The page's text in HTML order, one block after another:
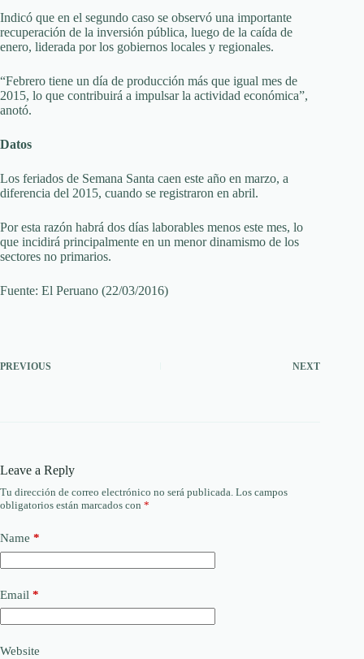
Indicó que en el segundo caso se observó una importante
recuperación de la inversión pública, luego de la caída de
enero, liderada por los gobiernos locales y regionales.
“Febrero tiene un día de producción más que igual mes de
2015, lo que contribuirá a impulsar la actividad económica”,
anotó.
Datos
Los feriados de Semana Santa caen este año en marzo, a
diferencia del 2015, cuando se registraron en abril.
Por esta razón habrá dos días laborables menos este mes, lo
que incidirá principalmente en un menor dinamismo de los
sectores no primarios.
Fuente: El Peruano (22/03/2016)
PREVIOUS NEXT
Leave a Reply
Tu dirección de correo electrónico no será publicada. Los campos
obligatorios están marcados con *
Name *
Email *
Website